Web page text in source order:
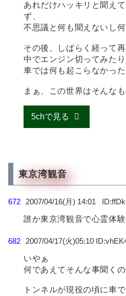
あれだけハッキリと聞え
ず、
不思議と何も聞えないし
その後、しばらく経って再
中でエンジン切ってみた
車では何も起こらなかった
まぁ、この世界はそんな
5chで見る
東京湾観音
672 2007/04/16(月) 14:01
誰か東京湾観音で心霊体
682 2007/04/17(火)05:10
いやぁ
何であえてそんな事聞くの
トンネルが現役の頃に車